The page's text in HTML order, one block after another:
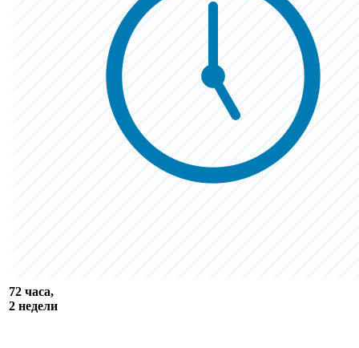
72 часа,
2 недели